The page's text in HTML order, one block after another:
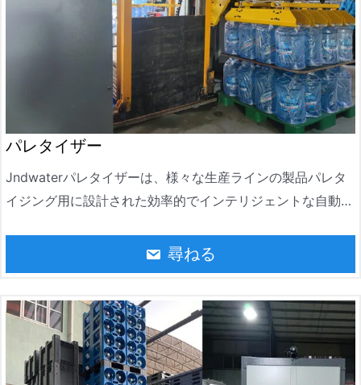
パレタイザー
Jndwaterパレタイザーは、様々な生産ラインの製品パレタ
イジング用に設計された効率的でインテリジェントな自動化
に完了でき、食品および飲料、化学、日常の化学、建築材
料、その他の業界で広く使用されています。安定した性能と
上させ、人件費を削減し、現代の工業生産における自動化に
対する高い需要を満たします。
尋ねる